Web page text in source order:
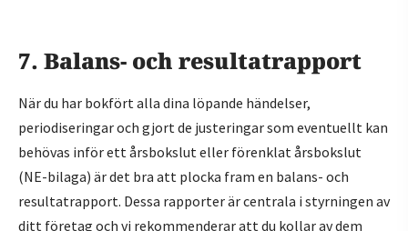
7. Balans- och resultatrapport
När du har bokfört alla dina löpande händelser,
periodiseringar och gjort de justeringar som eventuellt kan
behövas inför ett årsbokslut eller förenklat årsbokslut
(NE-bilaga) är det bra att plocka fram en balans- och
resultatrapport. Dessa rapporter är centrala i styrningen av
ditt företag och vi rekommenderar att du kollar av dem